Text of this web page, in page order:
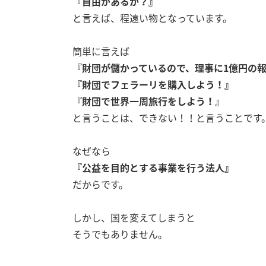
と言えば、程遠い物となっています。
簡単に言えば
『財団が儲かっているので、理事に1億円の
『財団でフェラーリを購入しよう！』
『財団で世界一周旅行をしよう！』
と言うことは、できない！！と言うことです。
なぜなら
『公益を目的とする事業を行う法人』
だからです。
しかし、国を変えてしまうと
そうでもありません。